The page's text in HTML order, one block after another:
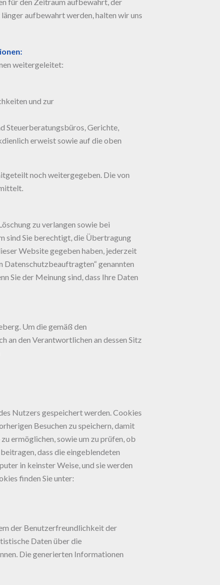
aufbewahrt werden, halten wir uns
weitergeleitet:
und zur
Steuerberatungsbüros, Gerichte,
erweist sowie auf die oben
noch weitergegeben. Die von
zu verlangen sowie bei
sind Sie berechtigt, die Übertragung
Website gegeben haben, jederzeit
Datenschutzbeauftragten“ genannten
Sie der Meinung sind, dass Ihre Daten
Um die gemäß den
an den Verantwortlichen an dessen Sitz
Nutzers gespeichert werden. Cookies
Besuchen zu speichern, damit
ermöglichen, sowie um zu prüfen, ob
dass die eingeblendeten
in keinster Weise, und sie werden
finden Sie unter:
der Benutzerfreundlichkeit der
Daten über die
Die generierten Informationen